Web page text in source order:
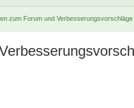
zum Forum und Verbesserungsvorschläge